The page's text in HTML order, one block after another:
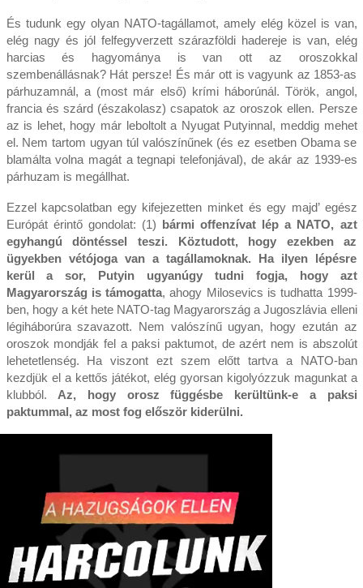
És tudunk egy olyan NATO-tagállamot, amely elég közel is van,
elég nagy és jól felfegyverzett szárazföldi hadereje is van, elég
harcias és hagyománya is van ott az oroszokkal
szembenállásnak? Hát persze! És már ott is vagyunk az 1853-as
párhuzamnál, a (most már első) krími háborúnál. Török, angol,
francia és szárd (északolasz) csapatok az oroszok ellen. Persze
az is lehet, hogy már leboltolt a Nyugat Putyinnal, meddig mehet
el. Nem tartom ugyan túl valószínűnek (és ez esetben Obama se
blamálta volna magát a tegnapi telefonjával), de akár az 1939-es
párhuzam is megállhat.
Ezzel kapcsolatban egy kifejezetten minket és egy majd’ egész
Európát érintő gondolat: (1) bármi offenzívat lép a NATO, azt
egyhangú döntéssel teszi. Köztudott, hogy ezekben az
ügyekben vétójoga van a tagállamoknak. Ha ilyen lépésre
kerül a sor, Putyin ugyanúgy tudni fogja, hogy azt
Magyarország is támogatta, ahogy Milosevics is tudhatta 1999-
ben, hogy a két hete NATO-tag Magyarország a Jugoszlávia elleni
légiháborúra szavazott. Nem valószínű ugyan, hogy ezután az
oroszok mondják fel a paksi paktumot, de azért nem is abszolút
lehetetlenség. Ha viszont ezt szem előtt tartva a NATO-ban
kezdjük el a kettős játékot, elég gyorsan kigolyózzuk magunkat a
klubból. Az, hogy orosz függésbe kerültünk-e a paksi
paktummal, az most fog először kiderülni.